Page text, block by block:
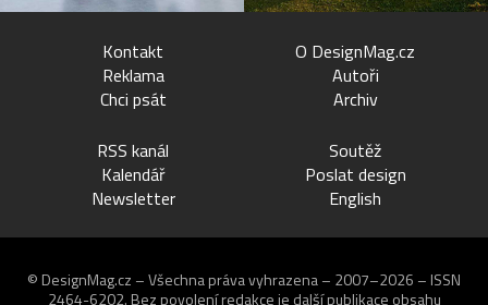
Kontakt
Reklama
Chci psát
O DesignMag.cz
Autoři
Archiv
RSS kanál
Kalendář
Newsletter
Soutěž
Poslat design
English
© DesignMag.cz – Všechna práva vyhrazena – 2007–2026 – ISSN
2464-6202. Bez povolení redakce je další publikace obsahu